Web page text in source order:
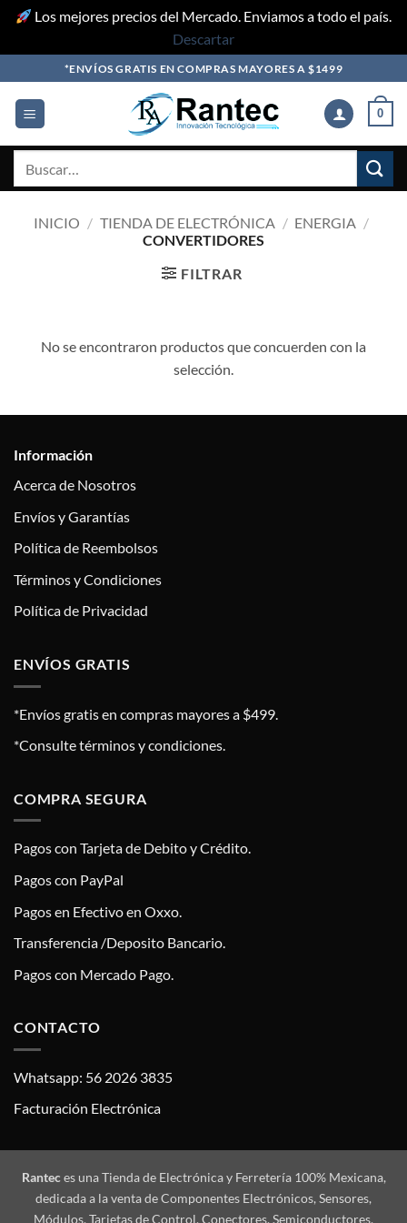
Los mejores precios del Mercado. Enviamos a todo el país.
Descartar
to
content
*ENVÍOS GRATIS EN COMPRAS MAYORES A $1499
0
INICIO / TIENDA DE ELECTRÓNICA / ENERGIA /
CONVERTIDORES
FILTRAR
No se encontraron productos que concuerden con la
selección.
Información
Acerca de Nosotros
Envíos y Garantías
Política de Reembolsos
Términos y Condiciones
Política de Privacidad
ENVÍOS GRATIS
*Envíos gratis en compras mayores a $499.
*Consulte términos y condiciones.
COMPRA SEGURA
Pagos con Tarjeta de Debito y Crédito.
Pagos con PayPal
Pagos en Efectivo en Oxxo.
Transferencia /Deposito Bancario.
Pagos con Mercado Pago.
CONTACTO
Whatsapp: 56 2026 3835
Facturación Electrónica
Ranteces una Tienda de Electrónica y Ferretería 100% Mexicana,
dedicada a la venta de Componentes Electrónicos, Sensores,
Módulos, Tarjetas de Control, Conectores, Semiconductores,